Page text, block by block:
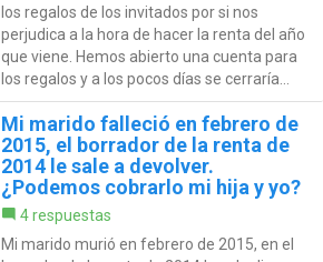
los regalos de los invitados por si nos
perjudica a la hora de hacer la renta del año
que viene. Hemos abierto una cuenta para
los regalos y a los pocos días se cerraría...
Mi marido falleció en febrero de
2015, el borrador de la renta de
2014 le sale a devolver.
¿Podemos cobrarlo mi hija y yo?
4 respuestas
Mi marido murió en febrero de 2015, en el